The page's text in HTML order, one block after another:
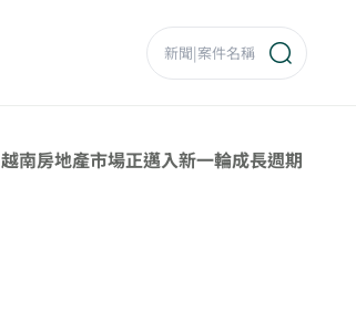
越南房地產市場正邁入新一輪成長週期